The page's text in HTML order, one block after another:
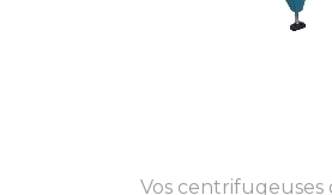
Vos centrifugeuses